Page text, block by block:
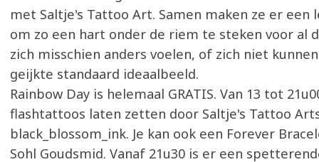
met Saltje's Tattoo Art. Samen maken ze er een
om zo een hart onder de riem te steken voor al
zich misschien anders voelen, of zich niet
geijkte standaard ideaalbeeld.
Rainbow Day is helemaal GRATIS. Van 13 tot
flashtattoos laten zetten door Saltje's Tattoo
black_blossom_ink. Je kan ook een Forever
Sohl Goudsmid. Vanaf 21u30 is er een